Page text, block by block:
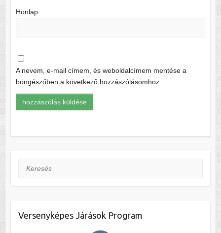
Honlap
A nevem, e-mail címem, és weboldalcímem mentése a
böngészőben a következő hozzászólásomhoz.
Keresés
Versenyképes Járások Program